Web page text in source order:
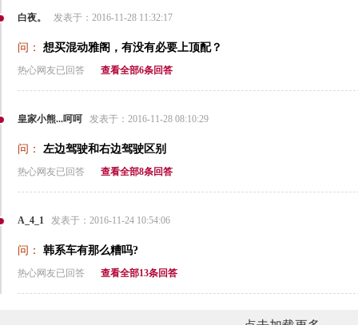
白夜。 发表于：2016-11-28 11:32:17
问： 想买混动雅阁，有没有必要上顶配？
热心网友已回答 查看全部6条回答
皇家小熊...呵呵 发表于：2016-11-28 08:10:29
问： 左边驾驶和右边驾驶区别
热心网友已回答 查看全部8条回答
A_4_1 发表于：2016-11-24 10:54:06
问： 韩系车有那么糟吗?
热心网友已回答 查看全部13条回答